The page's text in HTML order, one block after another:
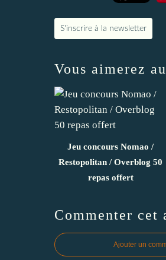
S'inscrire à la newsletter
Vous aimerez
Jeu concours Nomao /
Restopolitan / Overblog 50
repas offert
Commenter cet
Ajouter un